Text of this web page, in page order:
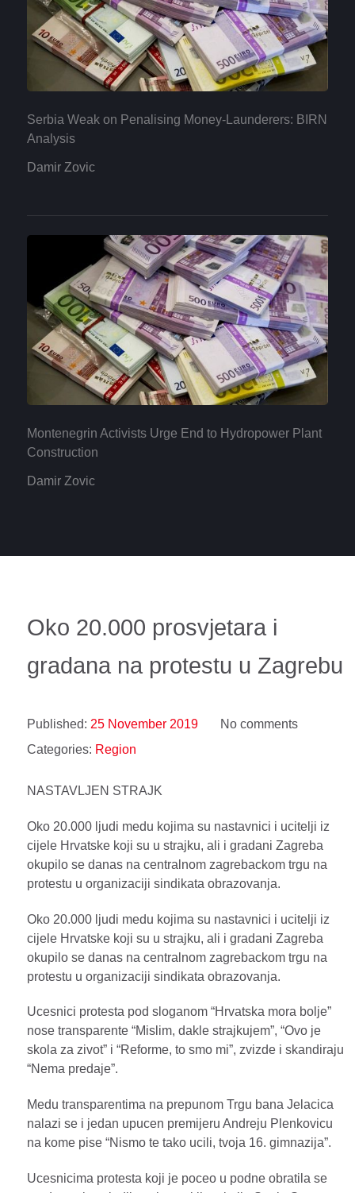
Serbia Weak on Penalising Money-Launderers: BIRN
Analysis
Damir Zovic
Montenegrin Activists Urge End to Hydropower Plant
Construction
Damir Zovic
Oko 20.000 prosvjetara i
gradana na protestu u Zagrebu
Published: 25 November 2019
No comments
Categories: Region
NASTAVLJEN STRAJK
Oko 20.000 ljudi medu kojima su nastavnici i ucitelji iz
cijele Hrvatske koji su u strajku, ali i gradani Zagreba
okupilo se danas na centralnom zagrebackom trgu na
protestu u organizaciji sindikata obrazovanja.
Oko 20.000 ljudi medu kojima su nastavnici i ucitelji iz
cijele Hrvatske koji su u strajku, ali i gradani Zagreba
okupilo se danas na centralnom zagrebackom trgu na
protestu u organizaciji sindikata obrazovanja.
Ucesnici protesta pod sloganom “Hrvatska mora bolje”
nose transparente “Mislim, dakle strajkujem”, “Ovo je
skola za zivot” i “Reforme, to smo mi”, zvizde i skandiraju
“Nema predaje”.
Medu transparentima na prepunom Trgu bana Jelacica
nalazi se i jedan upucen premijeru Andreju Plenkovicu
na kome pise “Nismo te tako ucili, tvoja 16. gimnazija”.
Ucesnicima protesta koji je poceo u podne obratila se